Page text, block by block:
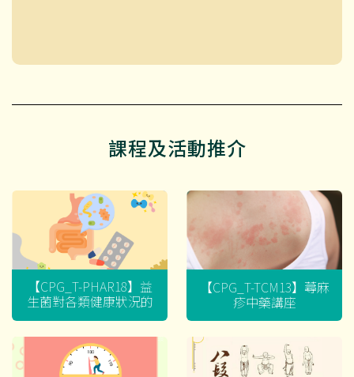
課程及活動推介
【CPG_T-PHAR18】益
生菌對各類健康狀況的
迷思
【CPG_T-TCM13】蕁麻
疹中藥講座